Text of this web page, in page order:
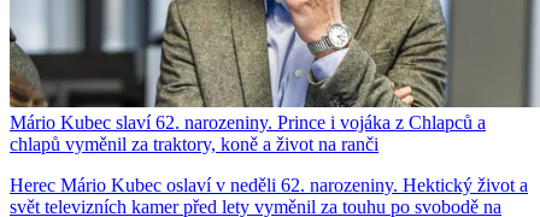
Mário Kubec slaví 62. narozeniny. Prince i vojáka z Chlapců a
chlapů vyměnil za traktory, koně a život na ranči
Herec Mário Kubec oslaví v neděli 62. narozeniny. Hektický život a
svět televizních kamer před lety vyměnil za touhu po svobodě na